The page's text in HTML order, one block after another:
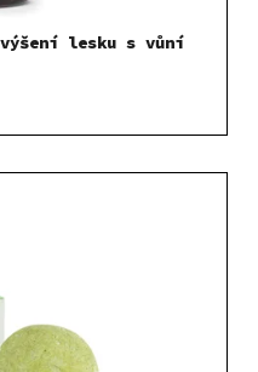
lesku s vůní